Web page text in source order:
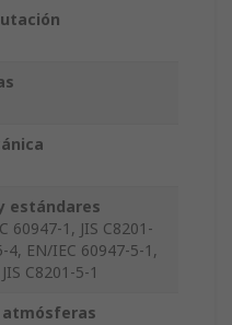
estándares
60947-1, JIS C8201-
4, EN/IEC 60947-5-1,
C8201-5-1